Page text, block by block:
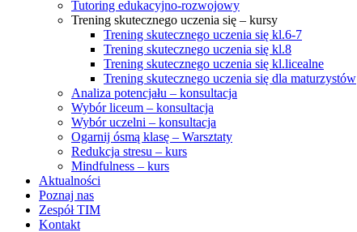
Tutoring edukacyjno-rozwojowy
Trening skutecznego uczenia się – kursy
Trening skutecznego uczenia się kl.6-7
Trening skutecznego uczenia się kl.8
Trening skutecznego uczenia się kl.licealne
Trening skutecznego uczenia się dla maturzystów
Analiza potencjału – konsultacja
Wybór liceum – konsultacja
Wybór uczelni – konsultacja
Ogarnij ósmą klasę – Warsztaty
Redukcja stresu – kurs
Mindfulness – kurs
Aktualności
Poznaj nas
Zespół TIM
Kontakt